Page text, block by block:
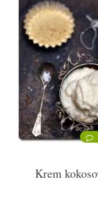
Krem